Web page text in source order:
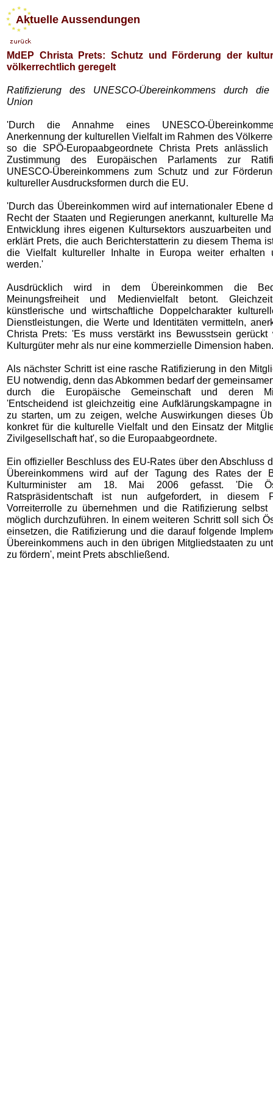
Aktuelle Aussendungen
MdEP Christa Prets: Schutz und Förderung der
völkerrechtlich geregelt
Ratifizierung des UNESCO-Übereinkommens durch die
Union
'Durch die Annahme eines UNESCO-
Anerkennung der kulturellen Vielfalt im Rahmen des
so die SPÖ-Europaabgeordnete Christa Prets
Zustimmung des Europäischen Parlaments zur
UNESCO-Übereinkommens zum Schutz und zur
kultureller Ausdrucksformen durch die EU.
'Durch das Übereinkommen wird auf internationaler Ebene
Recht der Staaten und Regierungen anerkannt, kulturelle
Entwicklung ihres eigenen Kultursektors auszuarbeiten
erklärt Prets, die auch Berichterstatterin zu diesem Thema
die Vielfalt kultureller Inhalte in Europa weiter erhalten
werden.'
Ausdrücklich wird in dem Übereinkommen die
Meinungsfreiheit und Medienvielfalt betont.
künstlerische und wirtschaftliche Doppelcharakter
Dienstleistungen, die Werte und Identitäten vermitteln,
Christa Prets: 'Es muss verstärkt ins Bewusstsein gerückt
Kulturgüter mehr als nur eine kommerzielle Dimension
Als nächster Schritt ist eine rasche Ratifizierung in den
EU notwendig, denn das Abkommen bedarf der
durch die Europäische Gemeinschaft und deren
'Entscheidend ist gleichzeitig eine Aufklärungskampagne
zu starten, um zu zeigen, welche Auswirkungen dieses
konkret für die kulturelle Vielfalt und den Einsatz der
Zivilgesellschaft hat', so die Europaabgeordnete.
Ein offizieller Beschluss des EU-Rates über den Abschluss
Übereinkommens wird auf der Tagung des Rates der
Kulturminister am 18. Mai 2006 gefasst. 'Die
Ratspräsidentschaft ist nun aufgefordert, in diesem
Vorreiterrolle zu übernehmen und die Ratifizierung
möglich durchzuführen. In einem weiteren Schritt soll sich
einsetzen, die Ratifizierung und die darauf folgende
Übereinkommens auch in den übrigen Mitgliedstaaten zu
zu fördern', meint Prets abschließend.